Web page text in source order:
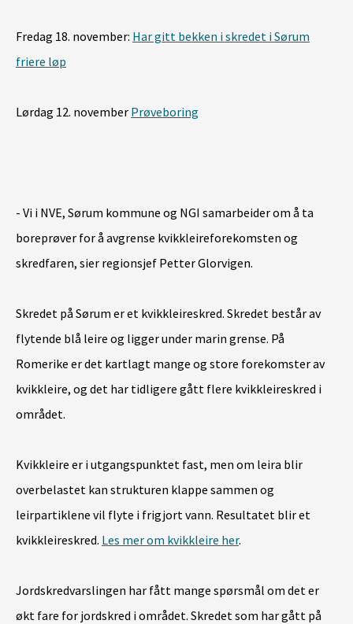
Fredag 18. november: Har gitt bekken i skredet i Sørum
friere løp
Lørdag 12. november Prøveboring
- Vi i NVE, Sørum kommune og NGI samarbeider om å ta
boreprøver for å avgrense kvikkleireforekomsten og
skredfaren, sier regionsjef Petter Glorvigen.
Skredet på Sørum er et kvikkleireskred. Skredet består av
flytende blå leire og ligger under marin grense. På
Romerike er det kartlagt mange og store forekomster av
kvikkleire, og det har tidligere gått flere kvikkleireskred i
området.
Kvikkleire er i utgangspunktet fast, men om leira blir
overbelastet kan strukturen klappe sammen og
leirpartiklene vil flyte i frigjort vann. Resultatet blir et
kvikkleireskred. Les mer om kvikkleire her.
Jordskredvarslingen har fått mange spørsmål om det er
økt fare for jordskred i området. Skredet som har gått på